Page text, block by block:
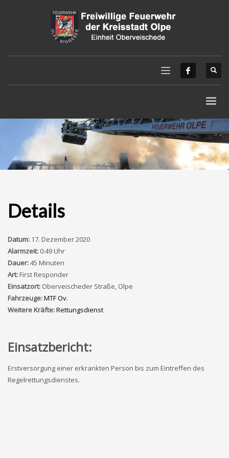
Details
Datum: 17. Dezember 2020
Alarmzeit: 0:49 Uhr
Dauer:45 Minuten
Art:First Responder
Einsatzort: Oberveischeder Straße, Olpe
Fahrzeuge:MTF Ov.
Weitere Kräfte:Rettungsdienst
Einsatzbericht:
Erstversorgung einer erkrankten Person bis zum Eintreffen des
Regelrettungsdienstes.